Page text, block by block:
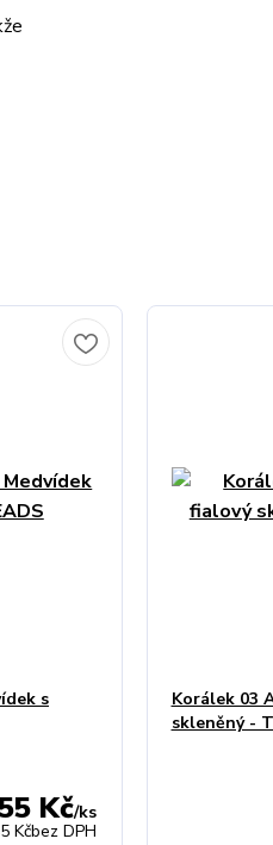
s
Kč/ks
Kčbez DPH
Korálek 03
skleněný -